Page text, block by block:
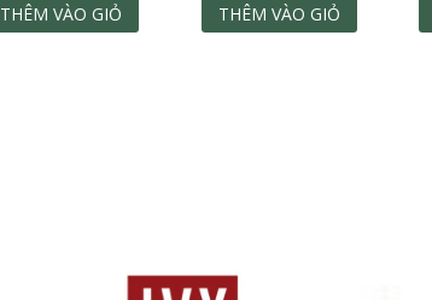
THÊM VÀO GIỎ THÊM VÀO GIỎ